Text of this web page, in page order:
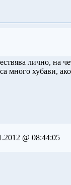
лично, на
много хубави,
@ 08:44:05